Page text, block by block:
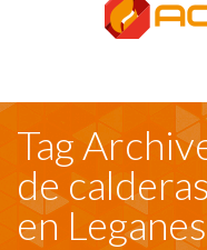
Tag
de
en Leganes